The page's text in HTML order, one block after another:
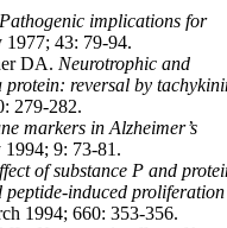
implica­tions for
1977; 43: 79-94.
DA. Neurotro­phic and
protein: reversal by
279-282.
markers in Alz­heimer’s
9: 73-81.
of substance P and
induced
1994; 660: 353-356.